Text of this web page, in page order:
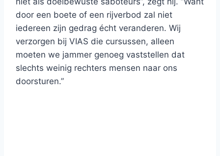
door een boete of een rijverbod zal niet
iedereen zijn gedrag écht veranderen. Wij
verzorgen bij VIAS die cursussen, alleen
moeten we jammer genoeg vaststellen dat
slechts weinig rechters mensen naar ons
doorsturen.”